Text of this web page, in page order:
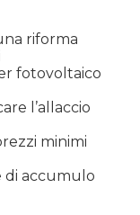
riforma
fotovoltaico
l’allaccio
minimi
di accumulo